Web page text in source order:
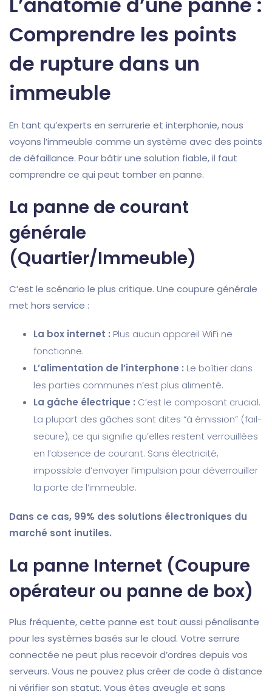
Comprendre les points
de rupture dans un
immeuble
En tant qu’experts en serrurerie et interphonie, nous
voyons l’immeuble comme un système avec des points
de défaillance. Pour bâtir une solution fiable, il faut
comprendre ce qui peut tomber en panne.
La panne de courant
générale
(Quartier/Immeuble)
C’est le scénario le plus critique. Une coupure générale
met hors service :
La box internet : Plus aucun appareil WiFi ne
fonctionne.
L’alimentation de l’interphone : Le boîtier dans
les parties communes n’est plus alimenté.
La gâche électrique : C’est le composant crucial.
La plupart des gâches sont dites “à émission” (fail-
secure), ce qui signifie qu’elles restent verrouillées
en l’absence de courant. Sans électricité,
impossible d’envoyer l’impulsion pour déverrouiller
la porte de l’immeuble.
Dans ce cas, 99% des solutions électroniques du
marché sont inutiles.
La panne Internet (Coupure
opérateur ou panne de box)
Plus fréquente, cette panne est tout aussi pénalisante
pour les systèmes basés sur le cloud. Votre serrure
connectée ne peut plus recevoir d’ordres depuis vos
serveurs. Vous ne pouvez plus créer de code à distance
ni vérifier son statut. Vous êtes aveugle et sans